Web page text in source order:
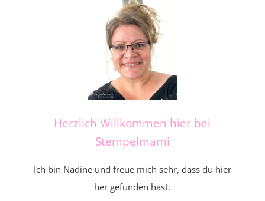
Herzlich Willkommen hier bei
Stempelmami
Ich bin Nadine und freue mich sehr, dass du hier
her gefunden hast.